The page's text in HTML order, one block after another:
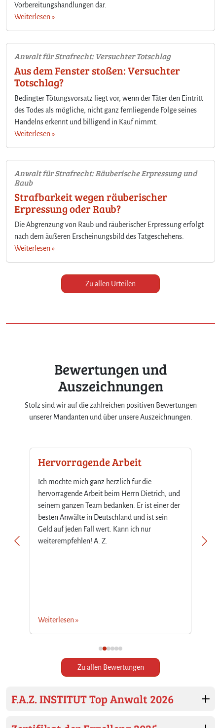
Vorbereitungshandlungen dar.
Weiterlesen »
Anwalt für Strafrecht: Versuchter Totschlag
Aus dem Fenster stoßen: Versuchter
Totschlag?
Bedingter Tötungsvorsatz liegt vor, wenn der Täter den Eintritt
des Todes als mögliche, nicht ganz fernliegende Folge seines
Handelns erkennt und billigend in Kauf nimmt.
Weiterlesen »
Anwalt für Strafrecht: Räuberische Erpressung und
Raub
Strafbarkeit wegen räuberischer
Erpressung oder Raub?
Die Abgrenzung von Raub und räuberischer Erpressung erfolgt
nach dem äußeren Erscheinungsbild des Tatgeschehens.
Weiterlesen »
Zu allen Urteilen
Bewertungen und
Auszeichnungen
Stolz sind wir auf die zahlreichen positiven Bewertungen
unserer Mandanten und über unsere Auszeichnungen.
Hervorragende Arbeit
Ich möchte mich ganz herzlich für die
hervorragende Arbeit beim Herrn Dietrich, und
seinem ganzen Team bedanken. Er ist einer der
besten Anwälte in Deutschland und ist sein
Geld auf jeden Fall wert. Kann ich nur
weiterempfehlen! A. Z.
Weiterlesen »
Zu allen Bewertungen
F.A.Z. INSTITUT Top Anwalt 2026